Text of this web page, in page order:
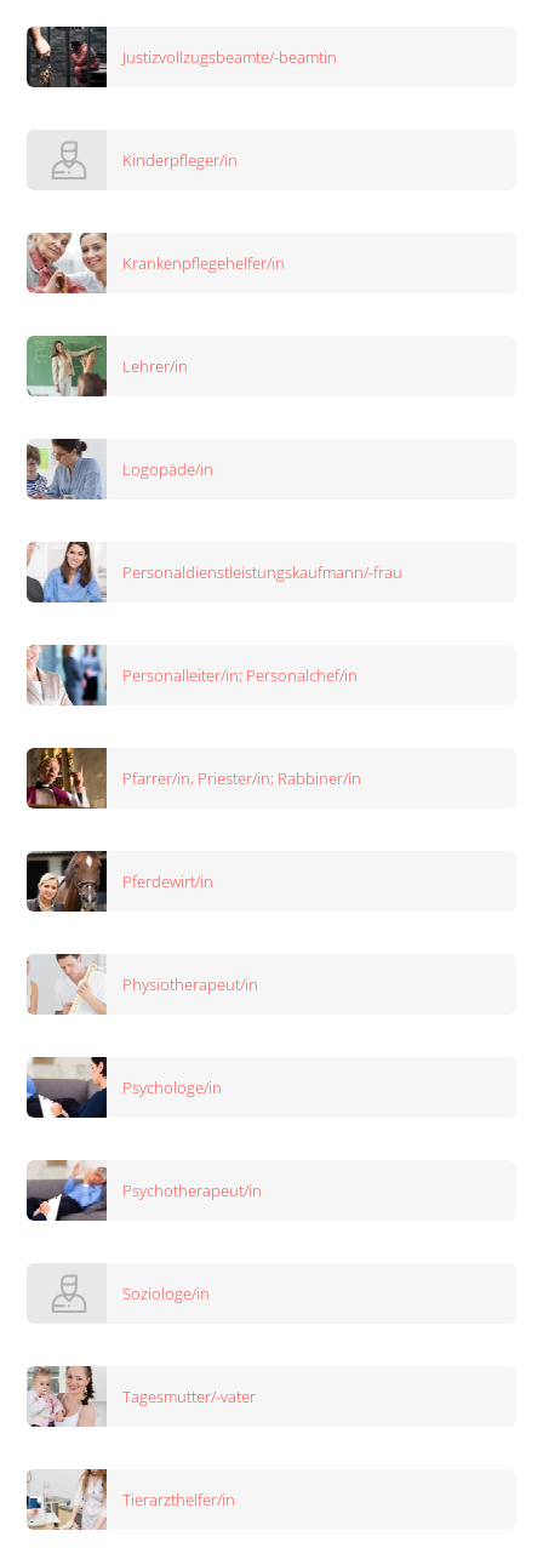
Justizvollzugsbeamte/-beamtin
Kinderpfleger/in
Krankenpflegehelfer/in
Lehrer/in
Logopäde/in
Personaldienstleistungskaufmann/-frau
Personalleiter/in; Personalchef/in
Pfarrer/in, Priester/in; Rabbiner/in
Pferdewirt/in
Physiotherapeut/in
Psychologe/in
Psychotherapeut/in
Soziologe/in
Tagesmutter/-vater
Tierarzthelfer/in